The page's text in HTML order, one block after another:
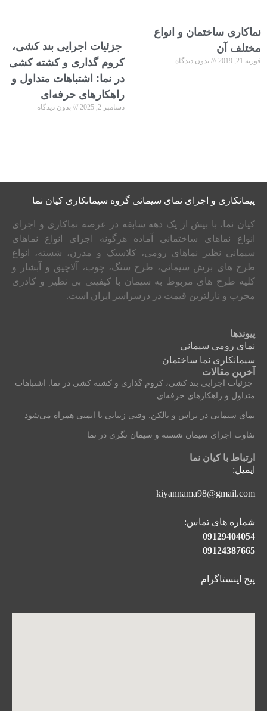
نماکاری ساختمان و انواع
مختلف آن
فوریه 21, 2019 بدون دیدگاه
جزئیات اجرایی بند کشی،
کروم‌ گذاری و کشته‌ کشی
در نما: اشتباهات متداول و
راهکارهای حرفه‌ای
دسامبر 2, 2025 بدون دیدگاه
پیمانکاری و اجرای نمای سیمانی گروه سیمانکاری کیان نما
کیان نما، با بیش از یک دهه سابقه در عرصه نماکاری و اجرای
انواع نماهای ساختمانی آماده هرگونه اجرای انواع نماهای
سیمانی نظیر نماهای رومی، کلاسیک و مدرن، شسته، انواع
طرح های برش سیمانی، طرح سنگ، چوب، آلاچیق و آبشار و
کلیه طرح های مربوط به سیمان با کیفیتی بی نظیر و کادری
مجرب و نازلترین قیمت در درسراسر ایران است.
پیوندها
نمای رومی سیمانی
سیمانکاری نما ساختمان
آخرین مقالات
جزئیات اجرایی بند کشی، کروم‌ گذاری و کشته‌ کشی در نما: اشتباهات
متداول و راهکارهای حرفه‌ای
نمای سیمانی در تراس و بالکن: وقتی زیبایی با ایمنی همراه می‌شود
تفاوت اجرای سیمان شسته و سیمان تگری در نما
ارتباط با کیان نما
ایمیل:
kiyannama98@gmail.com
شماره های تماس:
09129404054
09124387665
پیج اینستاگرام